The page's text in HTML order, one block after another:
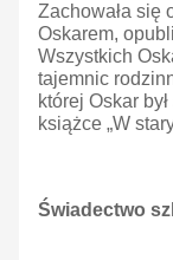
Zachowała się
Oskarem,
Wszystkich
tajemnic
której Oskar
książce „W
Świadectwo